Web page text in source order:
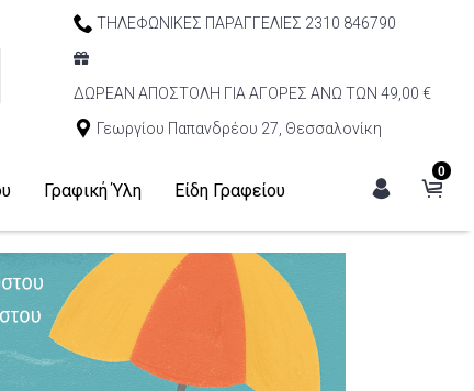
ΤΗΛΕΦΩΝΙΚΕΣ ΠΑΡΑΓΓΕΛΙΕΣ 2310 846790
ΔΩΡΕΑΝ ΑΠΟΣΤΟΛΗ ΓΙΑ ΑΓΟΡΕΣ ΑΝΩ ΤΩΝ 49,00 €
Γεωργίου Παπανδρέου 27, Θεσσαλονίκη
0
Γραφική Ύλη Είδη Γραφείου